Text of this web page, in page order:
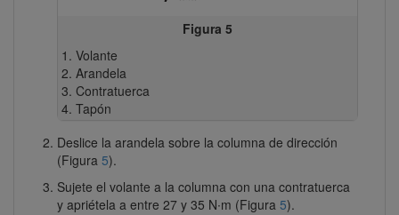
Figura 5
Volante
Arandela
Contratuerca
Tapón
Deslice la arandela sobre la columna de dirección
(Figura 5).
Sujete el volante a la columna con una contratuerca
y apriétela a entre 27 y 35 N∙m (Figura 5).